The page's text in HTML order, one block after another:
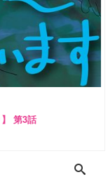
第3話